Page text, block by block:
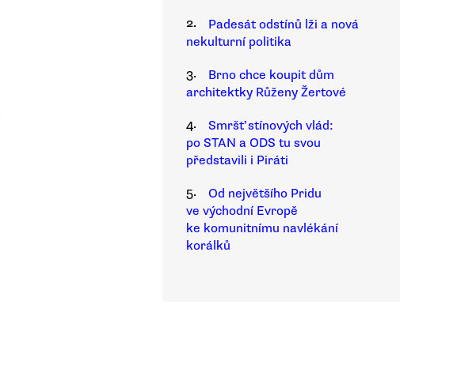
2.
Padesát odstínů lži a nová
nekulturní politika
3.
Brno chce koupit dům
architektky Růženy Žertové
4.
Smršť stínových vlád:
po STAN a ODS tu svou
představili i Piráti
5.
Od největšího Pridu
ve východní Evropě
ke komunitnímu navlékání
korálků